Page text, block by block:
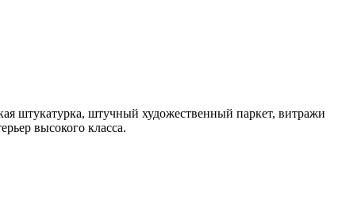
штукатурка, штучный художественный паркет, витражи
высокого класса.